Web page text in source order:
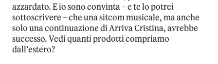
azzardato. E io sono convinta – e te lo potrei
sottoscrivere – che una sitcom musicale, ma anche
solo una continuazione di Arriva Cristina, avrebbe
successo. Vedi quanti prodotti compriamo
dall’estero?